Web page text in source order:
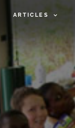
ARTICLES